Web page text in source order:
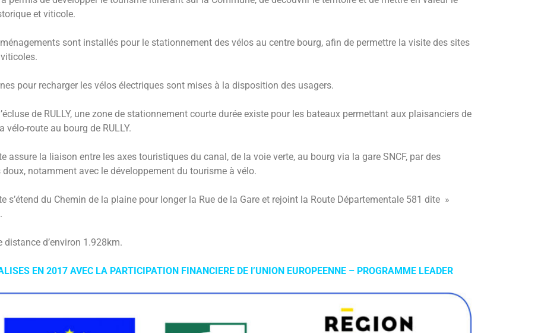
et viticole.
sont installés pour le stationnement des vélos au centre bourg, afin de permettre la visite des sites
pour recharger les vélos électriques sont mises à la disposition des usagers.
de RULLY, une zone de stationnement courte durée existe pour les bateaux permettant aux plaisanciers de
vélo-route au bourg de RULLY.
assure la liaison entre les axes touristiques du canal, de la voie verte, au bourg via la gare SNCF, par des
notamment avec le développement du tourisme à vélo.
s’étend du Chemin de la plaine pour longer la Rue de la Gare et rejoint la Route Départementale 581 dite »
distance d’environ 1.928km.
EN 2017 AVEC LA PARTICIPATION FINANCIERE DE l’UNION EUROPEENNE – PROGRAMME LEADER